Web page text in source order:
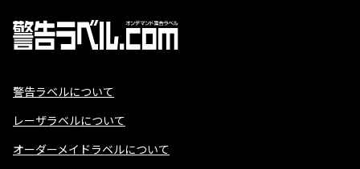
警告ラベルについて
レーザラベルについて
オーダーメイドラベルについて